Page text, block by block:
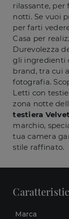
rilassante,
notti. Se vuoi
per farti
Casa per
Durevolezza
gli ingredienti
brand, tra cui
fotografia.
Letti con
zona notte
testiera
marchio,
tua camera
stile raffinato.
Marca